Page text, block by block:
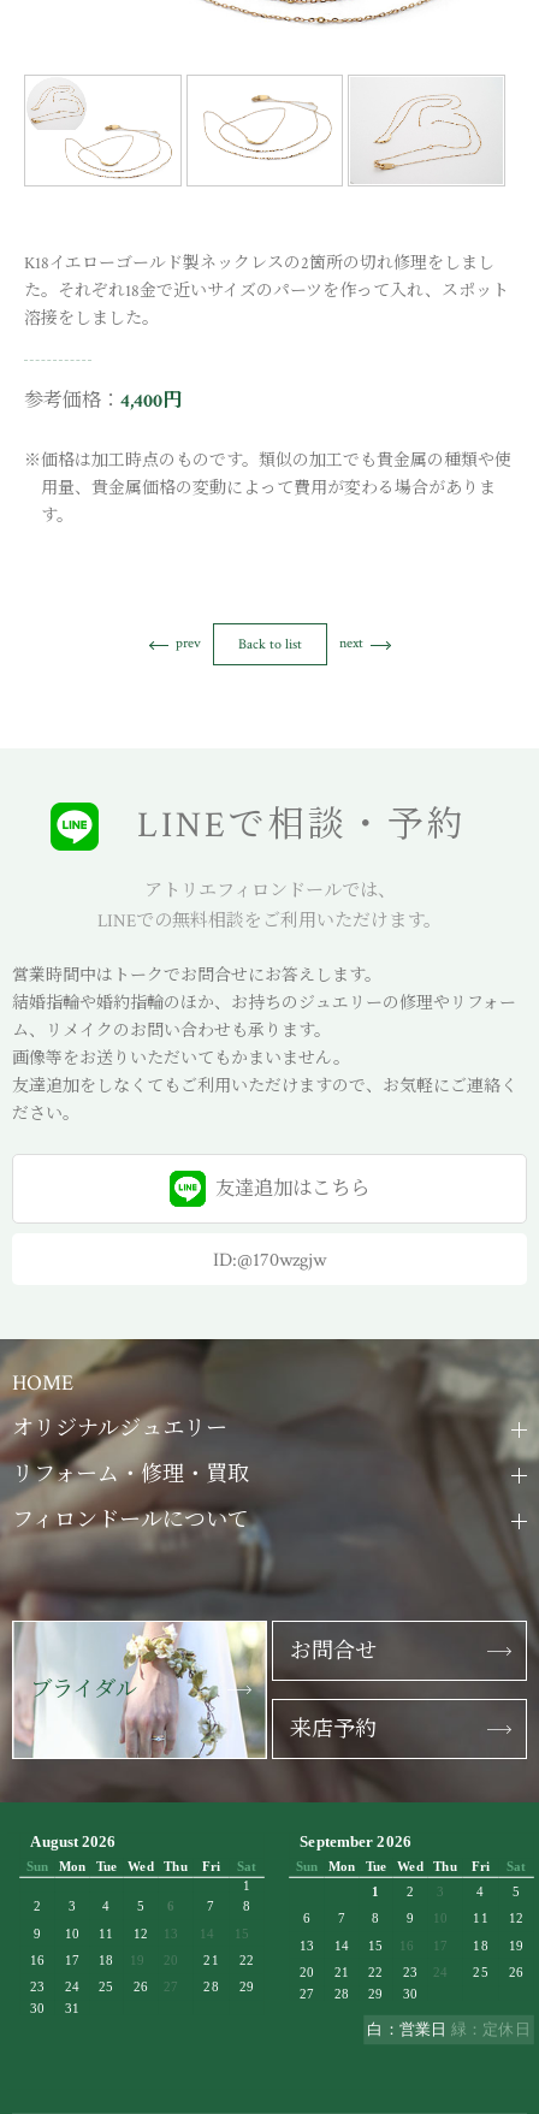
K18イエローゴールド製ネックレスの2箇所の切れ修理をしまし
た。それぞれ18金で近いサイズのパーツを作って入れ、スポット
溶接をしました。
参考価格： 4,400円
※価格は加工時点のものです。類似の加工でも貴金属の種類や使
用量、貴金属価格の変動によって費用が変わる場合がありま
す。
prev Back to list next
LINEで相談・予約
アトリエフィロンドールでは、
LINEでの無料相談をご利用いただけます。
営業時間中はトークでお問合せにお答えします。
結婚指輪や婚約指輪のほか、お持ちのジュエリーの修理やリフォー
ム、リメイクのお問い合わせも承ります。
画像等をお送りいただいてもかまいません。
友達追加をしなくてもご利用いただけますので、お気軽にご連絡く
ださい。
友達追加はこちら
ID:@170wzgjw
HOME
オリジナルジュエリー
リフォーム・修理・買取
フィロンドールについて
ブライダル
お問合せ
来店予約